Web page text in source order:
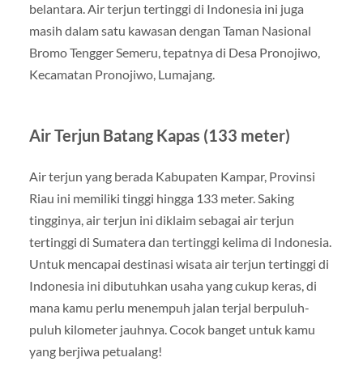
belantara. Air terjun tertinggi di Indonesia ini juga
masih dalam satu kawasan dengan Taman Nasional
Bromo Tengger Semeru, tepatnya di Desa Pronojiwo,
Kecamatan Pronojiwo, Lumajang.
Air Terjun Batang Kapas (133 meter)
Air terjun yang berada Kabupaten Kampar, Provinsi
Riau ini memiliki tinggi hingga 133 meter. Saking
tingginya, air terjun ini diklaim sebagai air terjun
tertinggi di Sumatera dan tertinggi kelima di Indonesia.
Untuk mencapai destinasi wisata air terjun tertinggi di
Indonesia ini dibutuhkan usaha yang cukup keras, di
mana kamu perlu menempuh jalan terjal berpuluh-
puluh kilometer jauhnya. Cocok banget untuk kamu
yang berjiwa petualang!